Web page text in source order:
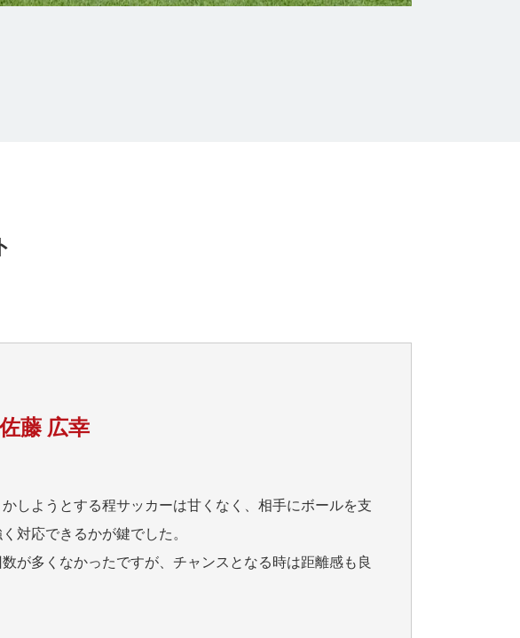
藤 広幸
しようとする程サッカーは甘くなく、相手にボールを支
対応できるかが鍵でした。
が多くなかったですが、チャンスとなる時は距離感も良